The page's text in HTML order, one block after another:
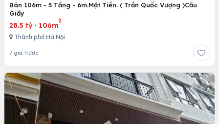
Bán 106m - 5 Tầng - 6m.Mặt Tiền. ( Trần Quốc Vượng )Cầu
Giấy
28.5 tỷ · 106m
2
Thành phố Hà Nội
7 giờ trước